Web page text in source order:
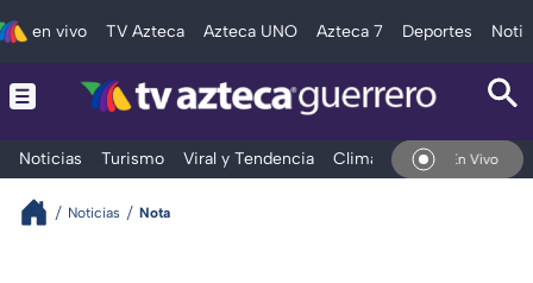
en vivo TV Azteca Azteca UNO Azteca 7 Deportes
Noticias Turismo Viral y Tendencia Clima Deportes
En Vivo
Noticias Nota